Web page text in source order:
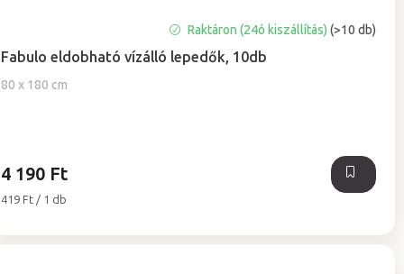
Fabulo eldobható vízálló lepedők, 10db
80 x 180 cm
termék
átlagos
értékelése
Raktáron (24ó kiszállítás)(>10 db)
4 190 Ft
Egységár:
419 Ft / 1 db